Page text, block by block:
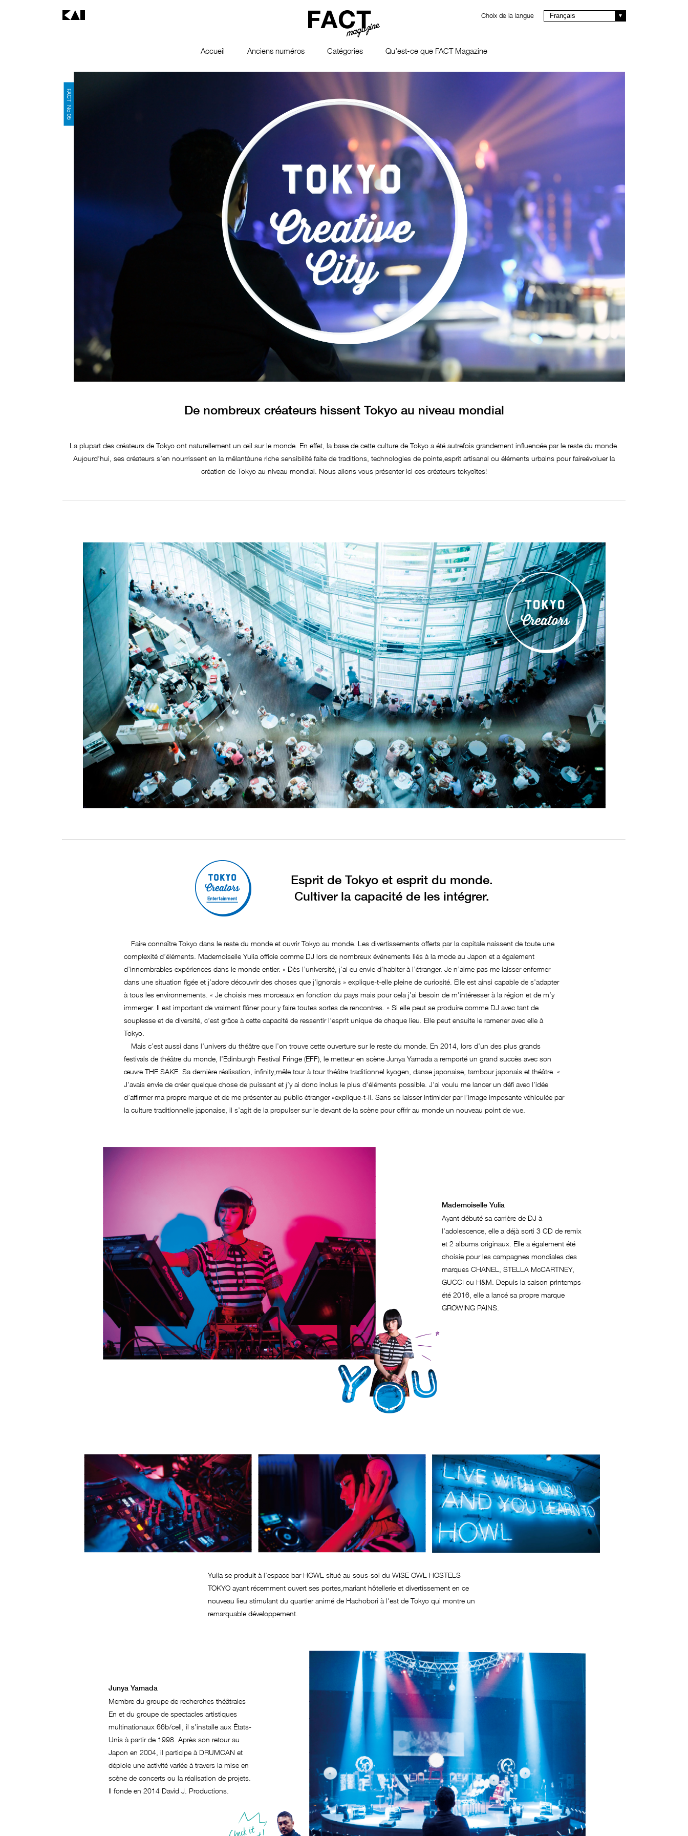
Choix de la langue Français
Accueil Anciens numéros Catégories Qu’est-ce que FACT Magazine
FACT No.05
De nombreux créateurs hissent Tokyo au niveau mondial
La plupart des créateurs de Tokyo ont naturellement un œil sur le monde. En effet, la base de cette culture de Tokyo a été autrefois grandement influencée par le reste du monde.
Aujourd’hui, ses créateurs s’en nourrissent en la mêlantàune riche sensibilité faite de traditions, technologies de pointe,esprit artisanal ou éléments urbains pour faireévoluer la
création de Tokyo au niveau mondial. Nous allons vous présenter ici ces créateurs tokyoïtes!
Esprit de Tokyo et esprit du monde.
Cultiver la capacité de les intégrer.
Faire connaître Tokyo dans le reste du monde et ouvrir Tokyo au monde. Les divertissements offerts par la capitale naissent de toute une
complexité d’éléments. Mademoiselle Yulia officie comme DJ lors de nombreux événements liés à la mode au Japon et a également
d’innombrables expériences dans le monde entier. « Dès l’université, j’ai eu envie d’habiter à l’étranger. Je n’aime pas me laisser enfermer
dans une situation figée et j’adore découvrir des choses que j’ignorais » explique-t-elle pleine de curiosité. Elle est ainsi capable de s’adapter
à tous les environnements. « Je choisis mes morceaux en fonction du pays mais pour cela j’ai besoin de m’intéresser à la région et de m’y
immerger. Il est important de vraiment flâner pour y faire toutes sortes de rencontres. » Si elle peut se produire comme DJ avec tant de
souplesse et de diversité, c’est grâce à cette capacité de ressentir l’esprit unique de chaque lieu. Elle peut ensuite le ramener avec elle à
Tokyo.
Mais c’est aussi dans l’univers du théâtre que l’on trouve cette ouverture sur le reste du monde. En 2014, lors d’un des plus grands
festivals de théâtre du monde, l’Edinburgh Festival Fringe (EFF), le metteur en scène Junya Yamada a remporté un grand succès avec son
œuvre THE SAKE. Sa dernière réalisation, infinity,mêle tour à tour théâtre traditionnel kyogen, danse japonaise, tambour japonais et théâtre. «
J’avais envie de créer quelque chose de puissant et j’y ai donc inclus le plus d’éléments possible. J’ai voulu me lancer un défi avec l’idée
d’affirmer ma propre marque et de me présenter au public étranger »explique-t-il. Sans se laisser intimider par l’image imposante véhiculée par
la culture traditionnelle japonaise, il s’agit de la propulser sur le devant de la scène pour offrir au monde un nouveau point de vue.
Mademoiselle Yulia
Ayant débuté sa carrière de DJ à
l’adolescence, elle a déjà sorti 3 CD de remix
et 2 albums originaux. Elle a également été
choisie pour les campagnes mondiales des
marques CHANEL, STELLA McCARTNEY,
GUCCI ou H&M. Depuis la saison printemps-
été 2016, elle a lancé sa propre marque
GROWING PAINS.
Yulia se produit à l'espace bar HOWL situé au sous-sol du WISE OWL HOSTELS
TOKYO ayant récemment ouvert ses portes,mariant hôtellerie et divertissement en ce
nouveau lieu stimulant du quartier animé de Hachobori à l'est de Tokyo qui montre un
remarquable développement.
Junya Yamada
Membre du groupe de recherches théâtrales
En et du groupe de spectacles artistiques
multinationaux 66b/cell, il s’installe aux États-
Unis à partir de 1998. Après son retour au
Japon en 2004, il participe à DRUMCAN et
déploie une activité variée à travers la mise en
scène de concerts ou la réalisation de projets.
Il fonde en 2014 David J. Productions.